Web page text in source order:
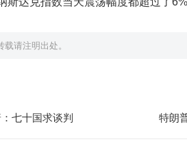
请注明出处。
七十国求谈判
特朗